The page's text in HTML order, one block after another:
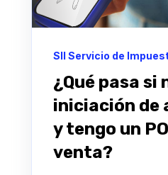
SII Servicio de
¿Qué pasa si
iniciación de
y tengo un
venta?